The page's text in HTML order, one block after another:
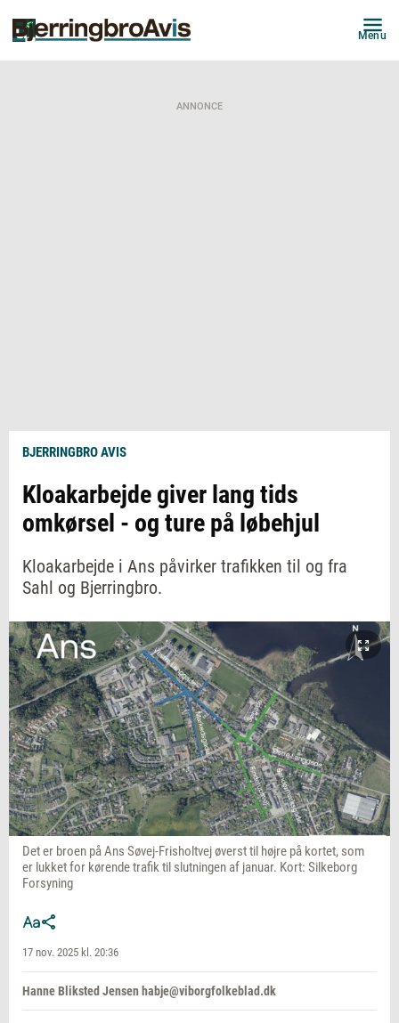
Menu
ANNONCE
BJERRINGBRO AVIS
Kloakarbejde giver lang tids
omkørsel - og ture på løbehjul
Kloakarbejde i Ans påvirker trafikken til og fra
Sahl og Bjerringbro.
Det er broen på Ans Søvej-Frisholtvej øverst til højre på kortet, som
er lukket for kørende trafik til slutningen af januar. Kort: Silkeborg
Forsyning
17 nov. 2025 kl. 20:36
Hanne Bliksted Jensen habje@viborgfolkeblad.dk